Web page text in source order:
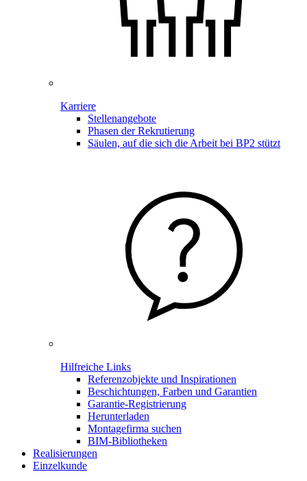
Karriere
Stellenangebote
Phasen der Rekrutierung
Säulen, auf die sich die Arbeit bei BP2 stützt
Hilfreiche Links
Referenzobjekte und Inspirationen
Beschichtungen, Farben und Garantien
Garantie-Registrierung
Herunterladen
Montagefirma suchen
BIM-Bibliotheken
Realisierungen
Einzelkunde